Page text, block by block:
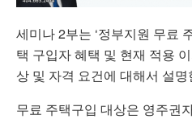
세미나 2부는 ‘정부지원 무료
택 구입자 혜택 및 현재 적용
상 및 자격 요건에 대해서 설명
무료 주택구입 대상은 영주권